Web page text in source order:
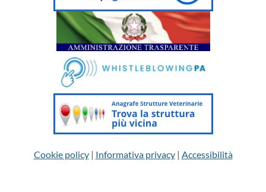
Cookie policy| Informativa privacy| Accessibilità